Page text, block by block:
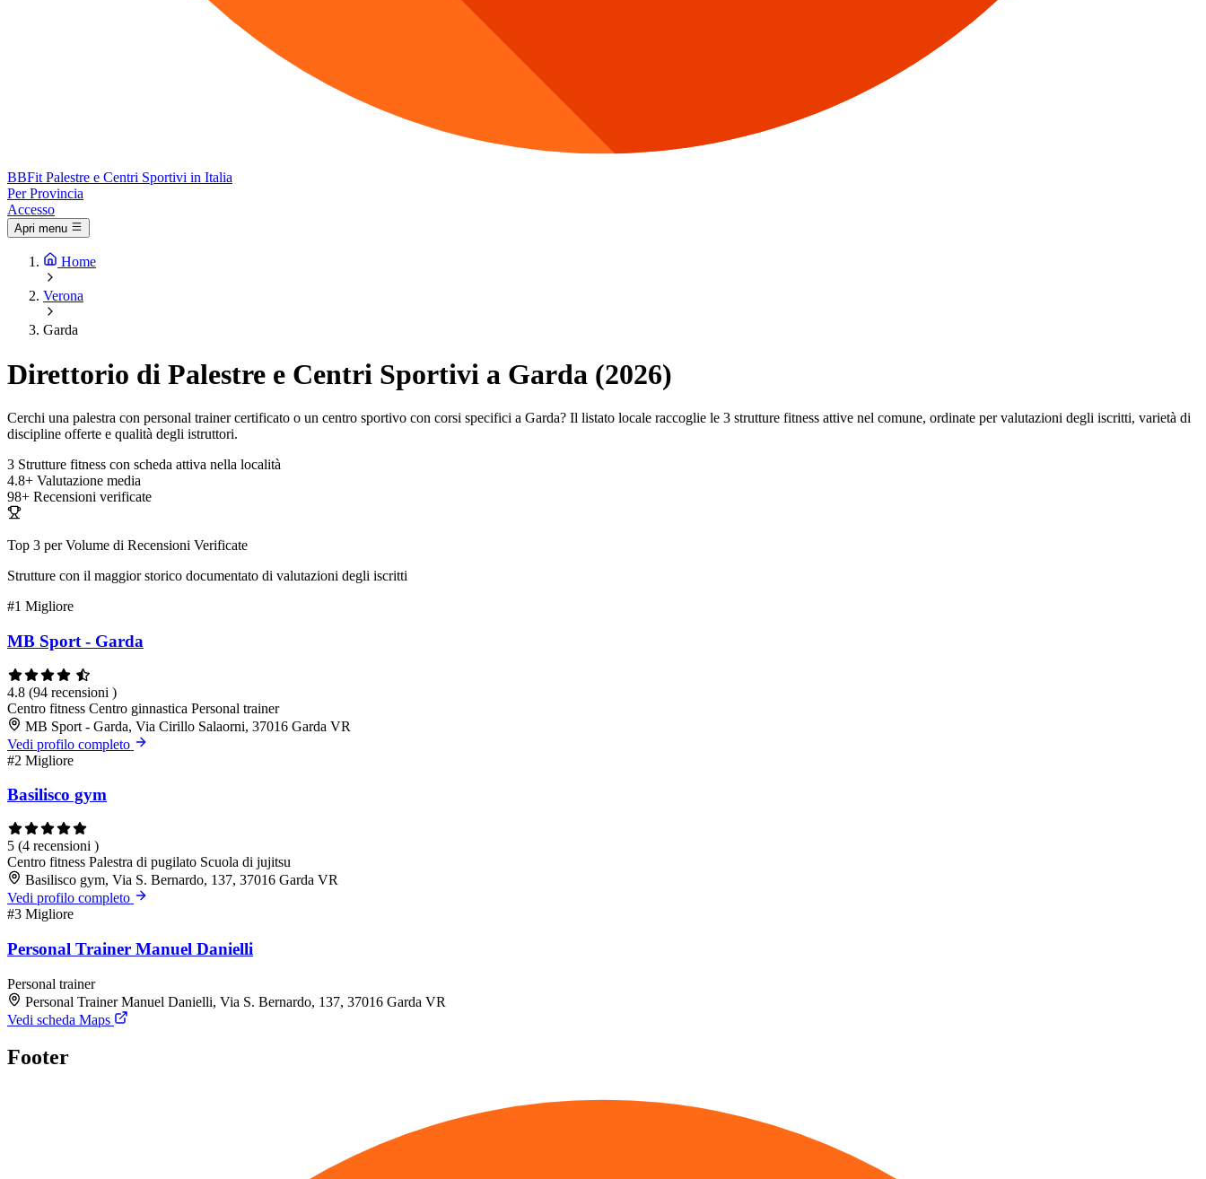
BBFit Palestre e Centri Sportivi in Italia
Per Provincia
Accesso
Apri menu
Home
Verona
Garda
Direttorio di Palestre e Centri Sportivi a Garda (2026)
Cerchi una palestra con personal trainer certificato o un centro sportivo con corsi specifici a Garda? Il listato locale raccoglie le 3 strutture fitness attive nel comune, ordinate per valutazioni degli iscritti, varietà di
discipline offerte e qualità degli istruttori.
3 Strutture fitness con scheda attiva nella località
4.8+ Valutazione media
98+ Recensioni verificate
Top 3 per Volume di Recensioni Verificate
Strutture con il maggior storico documentato di valutazioni degli iscritti
#1 Migliore
MB Sport - Garda
4.8 (94 recensioni )
Centro fitness Centro ginnastica Personal trainer
MB Sport - Garda, Via Cirillo Salaorni, 37016 Garda VR
Vedi profilo completo
#2 Migliore
Basilisco gym
5 (4 recensioni )
Centro fitness Palestra di pugilato Scuola di jujitsu
Basilisco gym, Via S. Bernardo, 137, 37016 Garda VR
Vedi profilo completo
#3 Migliore
Personal Trainer Manuel Danielli
Personal trainer
Personal Trainer Manuel Danielli, Via S. Bernardo, 137, 37016 Garda VR
Vedi scheda Maps
Footer